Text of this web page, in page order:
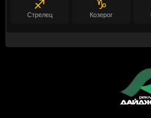
♐
Стрелец
♑
Козерог